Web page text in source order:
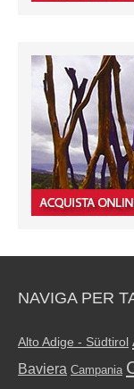
NAVIGA PER
Alto Adige - Südtirol
Baviera Campania